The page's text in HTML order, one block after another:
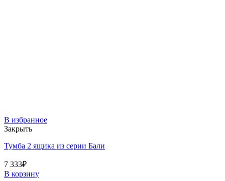
В избранное
Закрыть
Тумба 2 ящика из серии Бали
7 333₽
В корзину